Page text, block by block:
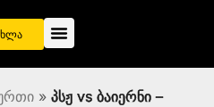
» პსჟ vs ბაიერნი –